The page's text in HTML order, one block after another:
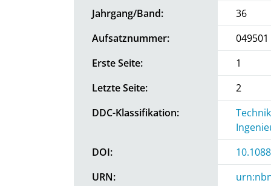
Jahrgang/Band:
36
Aufsatznummer:
049501
Erste Seite:
1
Letzte Seite:
2
DDC-Klassifikation:
DOI:
URN: